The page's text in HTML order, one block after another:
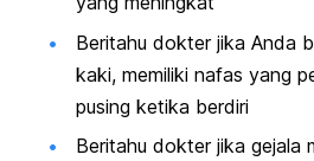
Beritahu dokter jika Anda
kaki, memiliki nafas yang
pusing ketika berdiri
Beritahu dokter jika gejala